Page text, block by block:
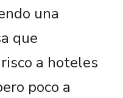
una
que
a hoteles
poco a